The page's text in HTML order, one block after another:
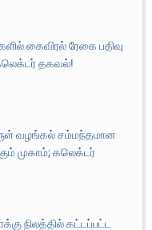
கைவிரல் ரேகை பதிவு
கலெக்டர் தகவல்!
வழங்கல் சம்மந்தமான
முகாம்; கலெக்டர்
நிலத்தில் கட்டப்பட்ட